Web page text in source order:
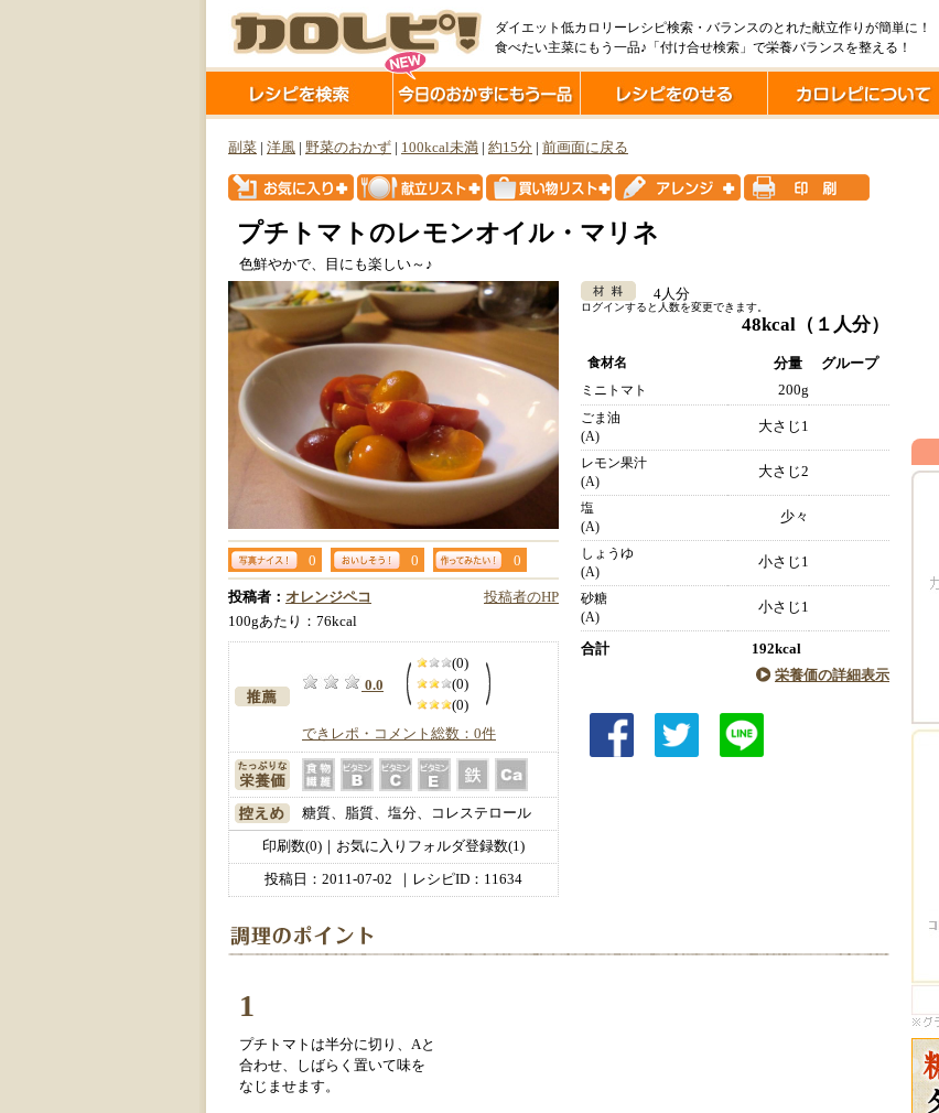
ダイエット低カロリーレシピ検索・バランスのとれた献立作りが簡単に！
食べたい主菜にもう一品♪「付け合せ検索」で栄養バランスを整える！
副菜 洋風 野菜のおかず 100kcal未満 約15分 前画面に戻る
プチトマトのレモンオイル・マリネ
色鮮やかで、目にも楽しい～♪
0 0 0
投稿者のHP
投稿者： オレンジペコ
100gあたり：76kcal
0.0
(0)
(0)
(0)
できレポ・コメント総数：0件
糖質、脂質、塩分、コレステロール
印刷数(0)｜お気に入りフォルダ登録数(1)
投稿日： 2011-07-02 ｜レシピID：11634
4人分
ログインすると人数を変更できます。
48kcal （１人分）
食材名 分量 グループ
ミニトマト 200g
ごま油
(A)
大さじ1
レモン果汁
(A)
大さじ2
塩
(A)
少々
しょうゆ
(A)
小さじ1
砂糖
(A)
小さじ1
合計
192kcal
栄養価の詳細表示
1
プチトマトは半分に切り、Aと
合わせ、しばらく置いて味を
なじませます。